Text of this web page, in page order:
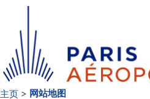
主页 网站地图